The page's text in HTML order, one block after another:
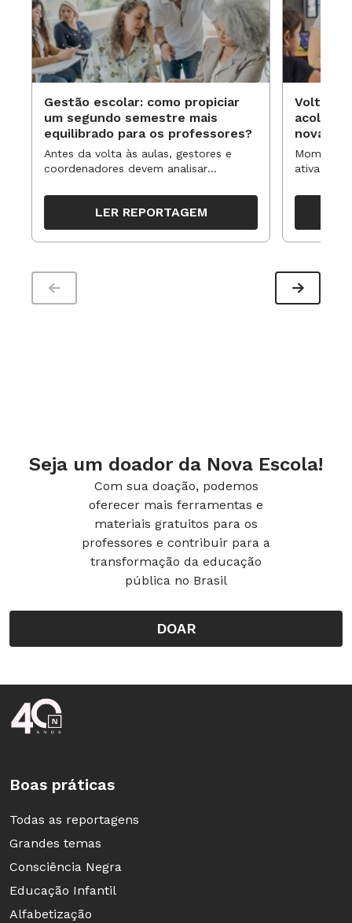
Gestão escolar: como propiciar
um segundo semestre mais
equilibrado para os professores?
Antes da volta às aulas, gestores e
coordenadores devem analisar
organizar ações para orientar o
trabalho pedagógico ao longo do
período
LER REPORTAGEM
Volta às
novas
ativa
propostas
Seja um doador da Nova Escola!
Com sua doação, podemos
oferecer mais ferramentas e
materiais gratuitos para os
professores e contribuir para a
transformação da educação
pública no Brasil
DOAR
Rodapé da Nova Escola
Boas práticas
Todas as reportagens
Grandes temas
Consciência Negra
Educação Infantil
Alfabetização